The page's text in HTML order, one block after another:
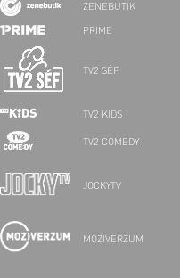
ZENEBUTIK
PRIME
TV2 SÉF
TV2 KIDS
TV2 COMEDY
JOCKYTV
MOZIVERZUM